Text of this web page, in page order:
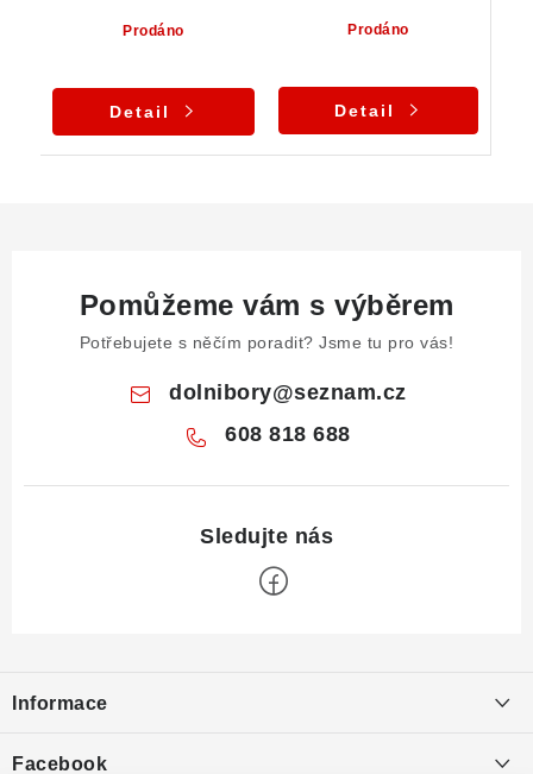
Prodáno
Detail
Prodáno
Detail
Pomůžeme vám s výběrem
Potřebujete s něčím poradit? Jsme tu pro vás!
dolnibory@seznam.cz
608 818 688
p
a
Informace
Facebook